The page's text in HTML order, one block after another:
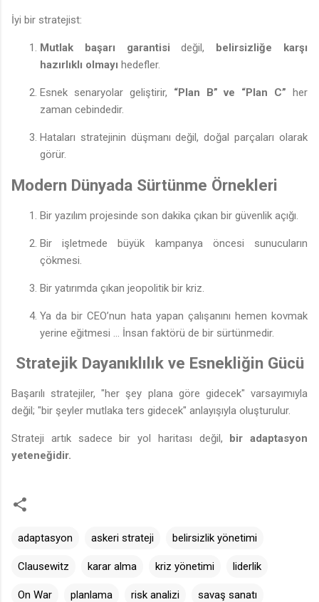
İyi bir stratejist:
Mutlak başarı garantisi değil, belirsizliğe karşı
hazırlıklı olmayı hedefler.
Esnek senaryolar geliştirir, “Plan B” ve “Plan C” her
zaman cebindedir.
Hataları stratejinin düşmanı değil, doğal parçaları olarak
görür.
Modern Dünyada Sürtünme Örnekleri
Bir yazılım projesinde son dakika çıkan bir güvenlik açığı.
Bir işletmede büyük kampanya öncesi sunucuların
çökmesi.
Bir yatırımda çıkan jeopolitik bir kriz.
Ya da bir CEO’nun hata yapan çalışanını hemen kovmak
yerine eğitmesi ... İnsan faktörü de bir sürtünmedir.
Stratejik Dayanıklılık ve Esnekliğin Gücü
Başarılı stratejiler, "her şey plana göre gidecek" varsayımıyla
değil; "bir şeyler mutlaka ters gidecek" anlayışıyla oluşturulur.
Strateji artık sadece bir yol haritası değil, bir adaptasyon
yeteneğidir.
adaptasyon askeri strateji belirsizlik yönetimi
Clausewitz karar alma kriz yönetimi liderlik
On War planlama risk analizi savaş sanatı